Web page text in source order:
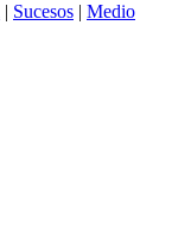
| Sucesos | Medio